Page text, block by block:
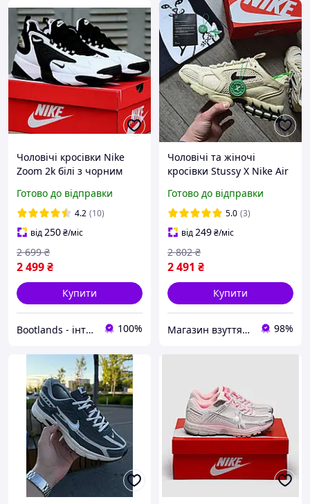
Чоловічі кросівки Nike
Zoom 2k білі з чорним
найк зум 2к
Готово до відправки
4.2 (10)
від250₴/міс
2 499₴
2 699 ₴
Купити
Bootlands - інтернет-магазин взуття та одягу 100%
Чоловічі та жіночі
кросівки Stussy X Nike Air
'Fossil Stone (Бежеві) Найк
Зум Спірідон текстиль
сітка
Готово до відправки
5.0 (3)
від249₴/міс
2 491 ₴
2 802 ₴
Купити
Магазин взуття та трендових товарів 98%